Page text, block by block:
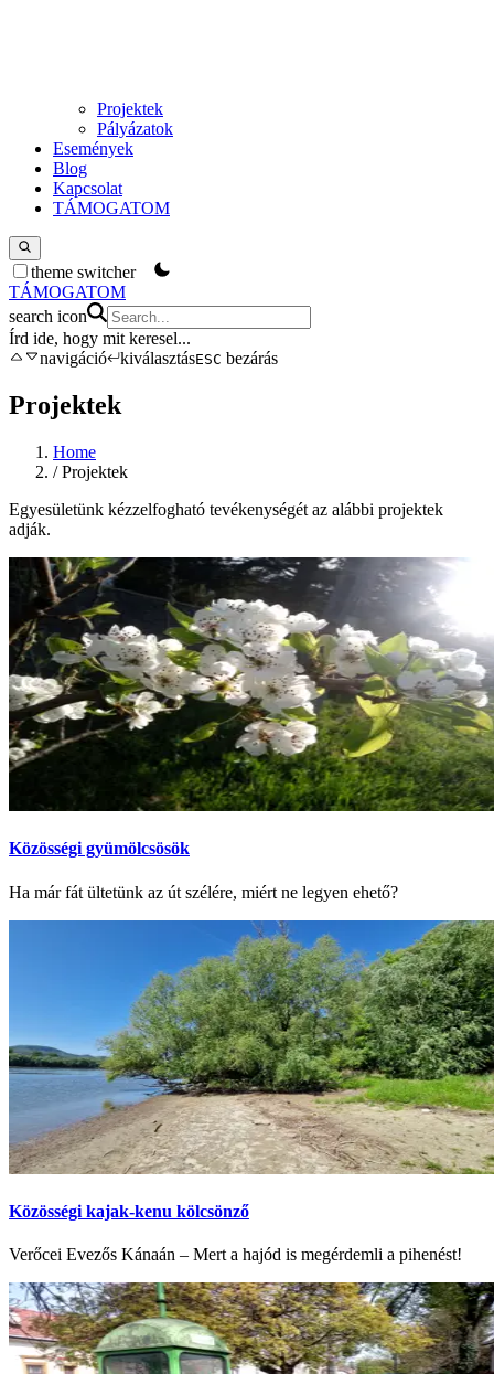
Projektek
Pályázatok
Események
Blog
Kapcsolat
TÁMOGATOM
theme switcher
TÁMOGATOM
search icon
Írd ide, hogy mit keresel...
navigáció
kiválasztásESC bezárás
Projektek
Home
/ Projektek
Egyesületünk kézzelfogható tevékenységét az alábbi projektek
adják.
Közösségi gyümölcsösök
Ha már fát ültetünk az út szélére, miért ne legyen ehető?
Közösségi kajak-kenu kölcsönző
Verőcei Evezős Kánaán – Mert a hajód is megérdemli a pihenést!